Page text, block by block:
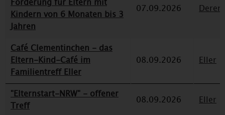
Kindern von 6 Monaten bis 3
Jahren
07.09.2026
Café Clementinchen - das
Eltern-Kind-Café im
Familientreff Eller
08.09.2026 Eller
"Elternstart-NRW" - offener
Treff
08.09.2026 Eller